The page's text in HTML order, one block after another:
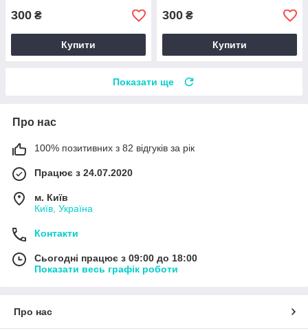
300 ₴
Купити
300 ₴
Купити
Показати ще
Про нас
100% позитивних з 82 відгуків за рік
Працює з 24.07.2020
м. Київ
Київ, Україна
Контакти
Сьогодні працює з 09:00 до 18:00
Показати весь графік роботи
Про нас